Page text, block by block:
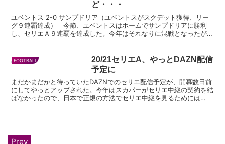
ど・・・
ユベントス 2-0 サンプドリア（ユベントスがスクデット獲得、リー
グ９連覇達成） 今節、ユベントスはホームでサンプドリアに勝利
し、セリエＡ９連覇を達成した。今年はそれなりに混戦となったが、
FOOTBALL
20/21セリエA、やっとDAZN配信
予定に
まだかまだかと待っていたDAZNでのセリエ配信予定が、開幕数日前
にしてやっとアップされた。今年はスカパーがセリエ中継の契約を結
ばなかったので、日本で正規の方法でセリエ中継を見るためには